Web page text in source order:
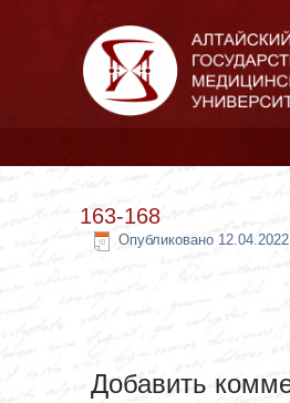
163-168
Опубликовано 12.04.2022
Добавить